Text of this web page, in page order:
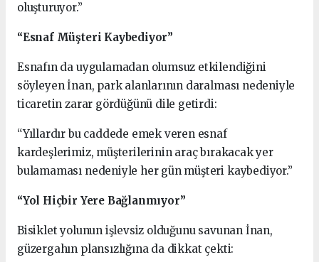
oluşturuyor.”
“Esnaf Müşteri Kaybediyor”
Esnafın da uygulamadan olumsuz etkilendiğini
söyleyen İnan, park alanlarının daralması nedeniyle
ticaretin zarar gördüğünü dile getirdi:
“Yıllardır bu caddede emek veren esnaf
kardeşlerimiz, müşterilerinin araç bırakacak yer
bulamaması nedeniyle her gün müşteri kaybediyor.”
“Yol Hiçbir Yere Bağlanmıyor”
Bisiklet yolunun işlevsiz olduğunu savunan İnan,
güzergahın plansızlığına da dikkat çekti: